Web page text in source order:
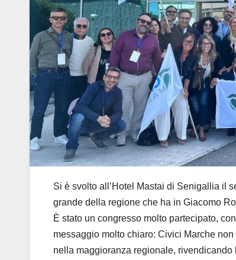
Si è svolto all’Hotel Mastai di Senigallia il
grande della regione che ha in Giacomo
È stato un congresso molto partecipato,
messaggio molto chiaro: Civici Marche
nella maggioranza regionale,